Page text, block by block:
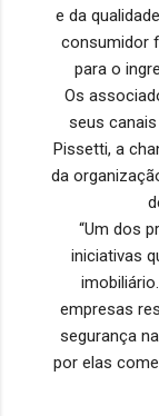
e da
consumidor
para o
Os
seus
Pissetti, a
da
“Um dos
iniciativas
empresas
segurança
por elas